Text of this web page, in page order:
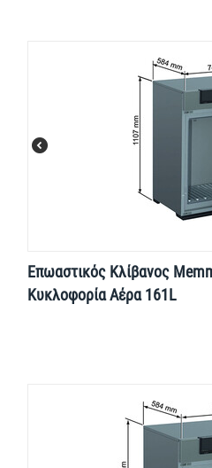
Επωαστικός Κλίβανος
Κυκλοφορία Αέρα 161L